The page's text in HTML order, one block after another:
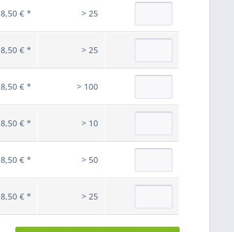
8,50 € * > 25
8,50 € * > 25
8,50 € * > 100
8,50 € * > 10
8,50 € * > 50
8,50 € * > 25